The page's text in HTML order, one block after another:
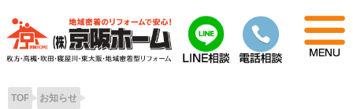
content
TOP
お知らせ